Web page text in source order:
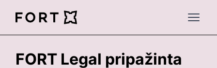
FortLegal
Open
FORT Legal pripažinta